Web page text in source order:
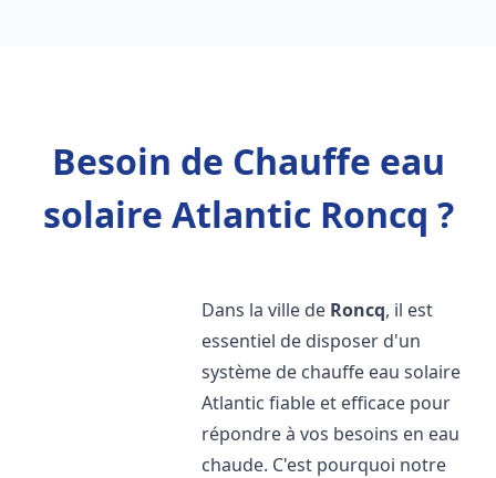
Besoin de Chauffe eau
solaire Atlantic Roncq ?
Dans la ville de Roncq, il est
essentiel de disposer d'un
système de chauffe eau solaire
Atlantic fiable et efficace pour
répondre à vos besoins en eau
chaude. C'est pourquoi notre